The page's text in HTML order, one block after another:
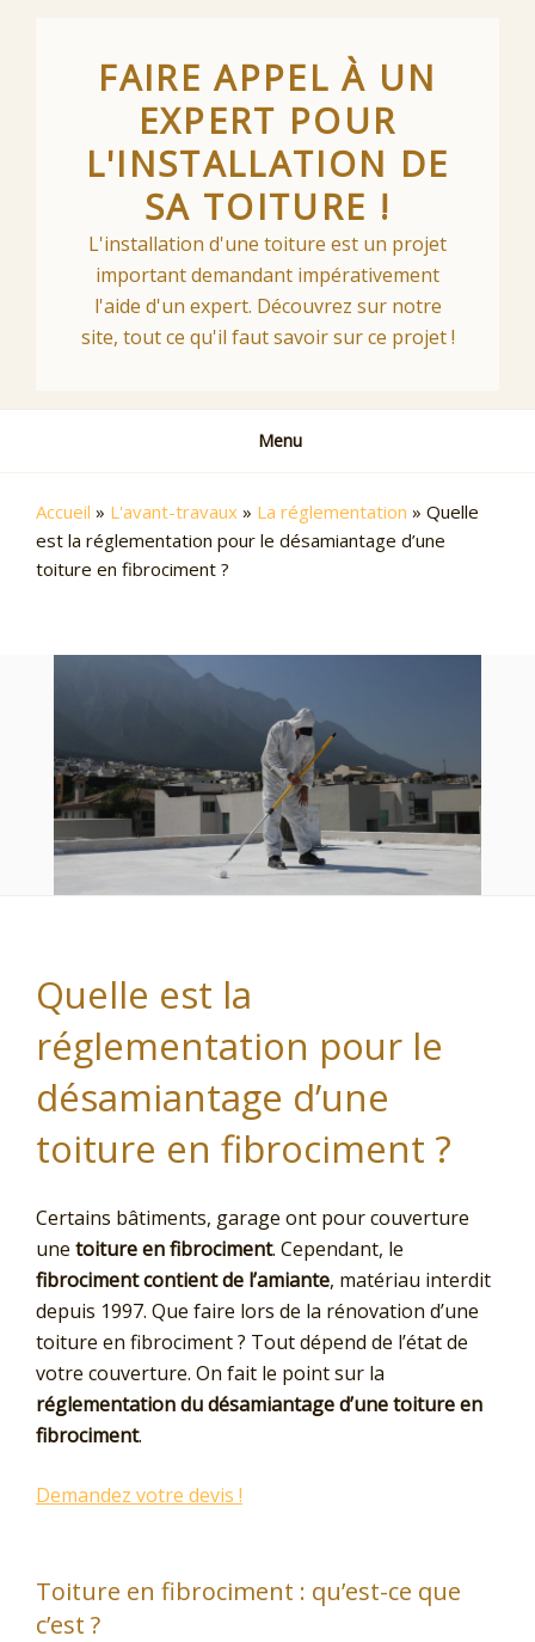
FAIRE APPEL À UN
EXPERT POUR
L'INSTALLATION DE
SA TOITURE !
L'installation d'une toiture est un projet
important demandant impérativement
l'aide d'un expert. Découvrez sur notre
site, tout ce qu'il faut savoir sur ce projet !
Menu
Accueil » L'avant-travaux » La réglementation » Quelle
est la réglementation pour le désamiantage d’une
toiture en fibrociment ?
Quelle est la
réglementation pour le
désamiantage d’une
toiture en fibrociment ?
Certains bâtiments, garage ont pour couverture
une toiture en fibrociment. Cependant, le
fibrociment contient de l’amiante, matériau interdit
depuis 1997. Que faire lors de la rénovation d’une
toiture en fibrociment ? Tout dépend de l’état de
votre couverture. On fait le point sur la
réglementation du désamiantage d’une toiture en
fibrociment.
Demandez votre devis !
Toiture en fibrociment : qu’est-ce que
c’est ?